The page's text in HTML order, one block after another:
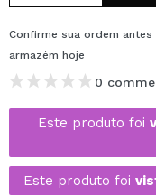
Confirme sua ordem antes
armazém hoje
0
Este produto foi
Este produto foi